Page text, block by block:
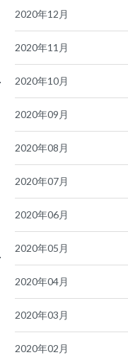
2020年12月
2020年11月
2020年10月
2020年09月
2020年08月
2020年07月
2020年06月
2020年05月
2020年04月
2020年03月
2020年02月